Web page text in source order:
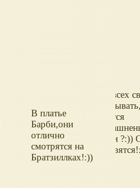
В платье
Барби,они
отлично
смотрятся на
Братзиллках!:))
Да,я всех
кажутся
что ли ?:))